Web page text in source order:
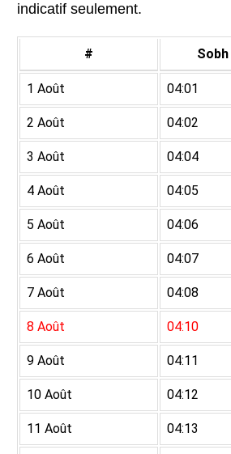
indicatif seulement.
# Sobh
1 Août 04:01
2 Août 04:02
3 Août 04:04
4 Août 04:05
5 Août 04:06
6 Août 04:07
7 Août 04:08
8 Août 04:10
9 Août 04:11
10 Août 04:12
11 Août 04:13